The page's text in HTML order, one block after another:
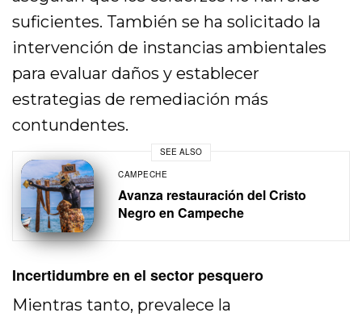
suficientes. También se ha solicitado la
intervención de instancias ambientales
para evaluar daños y establecer
estrategias de remediación más
contundentes.
SEE ALSO
CAMPECHE
Avanza restauración del Cristo
Negro en Campeche
Incertidumbre en el sector pesquero
Mientras tanto, prevalece la